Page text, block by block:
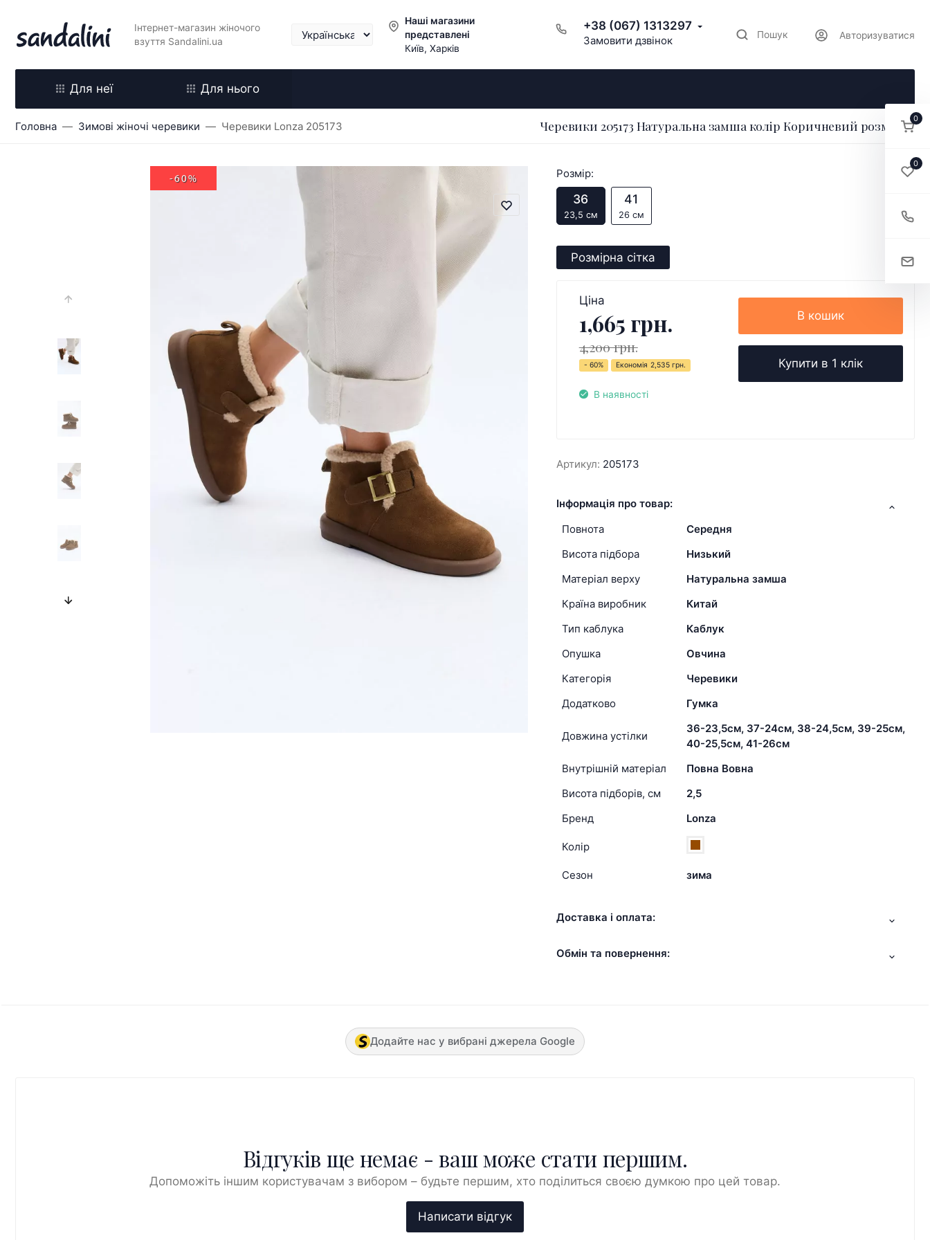
Інтернет-магазин жіночого
взуття Sandalini.ua
Наші магазини
представлені
Київ, Харків
+38 (067) 1313297
Замовити дзвінок Пошук Авторизуватися
Для неї Для нього
Головна Зимові жіночі черевики Черевики Lonza 205173 Черевики 205173 Натуральна замша колір Коричневий розмір 36
-60% Розмір:
36
23,5 см
41
26 см
Розмірна сітка
Ціна
1,665 грн.
4,200 грн.
- 60% Економія 2,535 грн.
В наявності
В кошик
Купити в 1 клік
Артикул: 205173
Інформація про товар:
Повнота
Середня
Висота підбора
Низький
Матеріал верху
Натуральна замша
Країна виробник
Китай
Тип каблука
Каблук
Опушка
Овчина
Категорія
Черевики
Додатково
Гумка
Довжина устілки
36-23,5см, 37-24см, 38-24,5см, 39-25см,
40-25,5см, 41-26см
Внутрішній матеріал
Повна Вовна
Висота підборів, см
2,5
Бренд
Lonza
Колір
Сезон зима
Доставка і оплата:
Обмін та повернення:
Додайте нас у вибрані джерела Google
Відгуків ще немає - ваш може стати першим.
Допоможіть іншим користувачам з вибором – будьте першим, хто поділиться своєю думкою про цей товар.
0
0